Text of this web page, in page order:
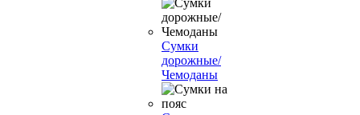
Сумки
дорожные/
Чемоданы